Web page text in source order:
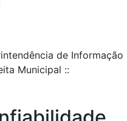
de Informação
Municipal ::